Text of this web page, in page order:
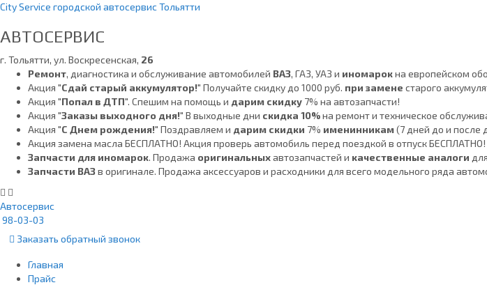
City Service городской автосервис Тольятти
АВТОСЕРВИС
г. Тольятти, ул. Воскресенская, 26
Ремонт, диагностика и обслуживание автомобилей ВАЗ, ГАЗ, УАЗ и иномарокна европейском
Акция "Сдай старый аккумулятор!" Получайте скидку до 1000 руб. при замене старого
Акция "Попал в ДТП". Спешим на помощь и дарим скидку 7% на автозапчасти!
Акция "Заказы выходного дня!" В выходные дни скидка 10%на ремонт и техническое
Акция "С Днем рождения!" Поздравляем и дарим скидки 7% именинникам(7 дней до и после
Акция замена масла БЕСПЛАТНО! Акция проверь автомобиль перед поездкой в отпуск
Запчасти для иномарок. Продажа оригинальныхавтозапчастей и качественные аналоги
Запчасти ВАЗв оригинале. Продажа аксессуаров и расходники для всего модельного ряда
Автосервис
98-03-03
Заказать обратный звонок
Главная
Прайс